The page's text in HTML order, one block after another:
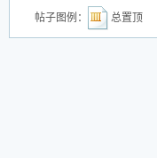
帖子图例： 总置顶